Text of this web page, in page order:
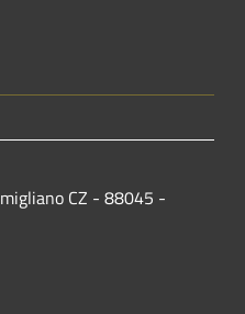
CZ - 88045 -